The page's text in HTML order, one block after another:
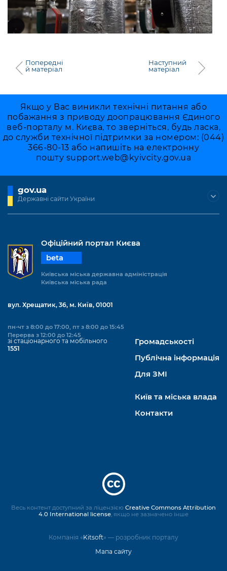
Попередні
й матеріал
Наступний
матеріал
Якщо у Вас виникли технічні питання або
побажання з приводу доопрацювання Єдиного
веб-порталу м. Києва, то зверніться, будь ласка,
до служби технічної підтримки за номером: (044)
366-80-13 або напишіть на електронну
пошту support.web@kyivcity.gov.ua
gov.ua
Державні сайти України
Офіційний портал Києва
beta
Київська міська державна адміністрація
Київська міська рада
вул. Хрещатик, 36, м. Київ, 01001
пн-чт з 8:00 до 17:00, пт з 8:00 до 15:45
Перерва з 12:00 до 12:45
зі стаціонарного та мобільного
1551
Громадськості
Публічна інформація
Для ЗМІ
Київ та міська влада
Контакти
Компанія «Kitsoft» — розробник порталу
Мапа сайту
Весь контент доступний за ліцензією Creative Commons Attribution
4.0 International license , якщо не зазначено інше